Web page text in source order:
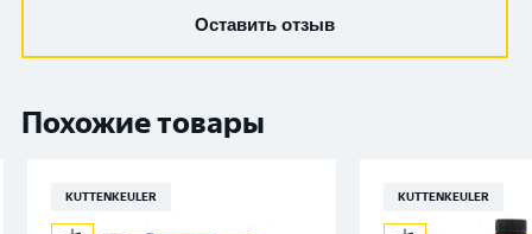
Оставить отзыв
Похожие товары
KUTTENKEULER KUTTENKEULER